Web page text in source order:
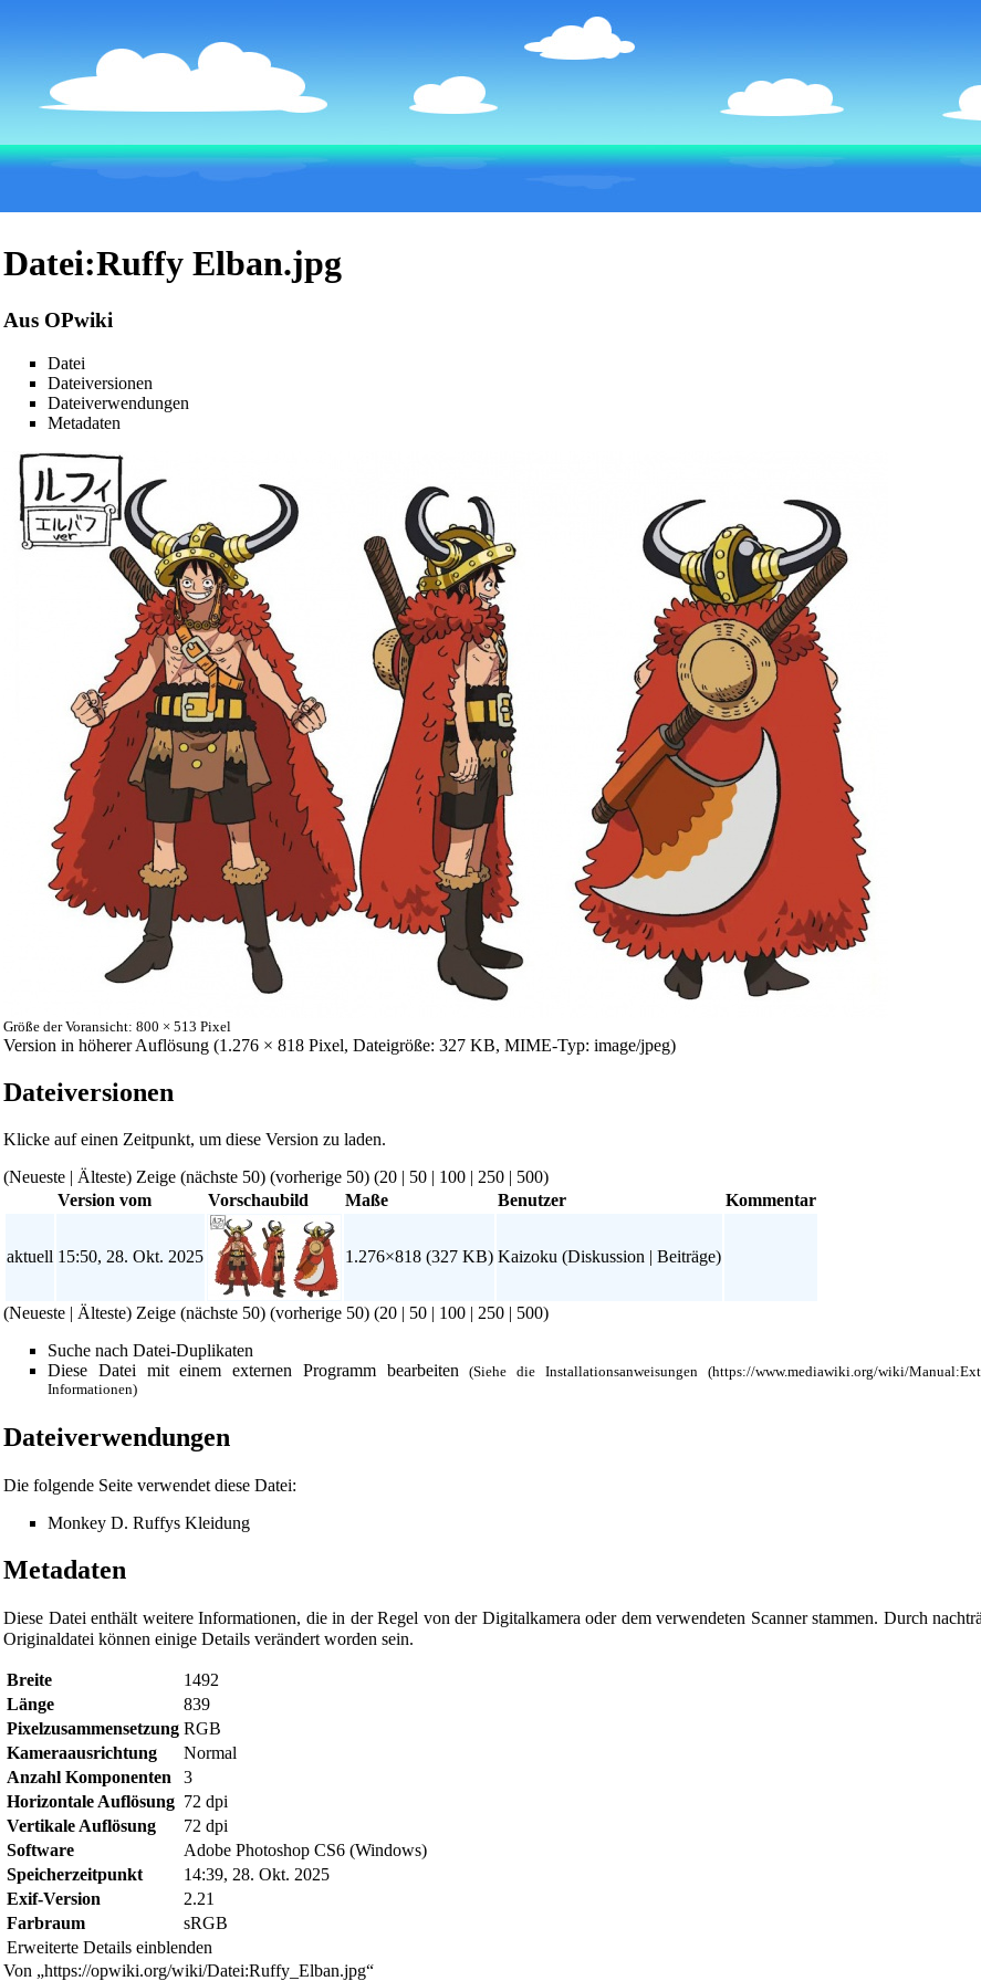
Datei:Ruffy Elban.jpg
Aus OPwiki
Datei
Dateiversionen
Dateiverwendungen
Metadaten
Größe der Voransicht: 800 × 513 Pixel
Version in höherer Auflösung ‎ (1.276 × 818 Pixel, Dateigröße: 327 KB, MIME-Typ: image/jpeg)
Dateiversionen
Klicke auf einen Zeitpunkt, um diese Version zu laden.
(Neueste | Älteste) Zeige (nächste 50) (vorherige 50) (20 | 50 | 100 | 250 | 500)
Version vom
Vorschaubild Maße Benutzer Kommentar
aktuell 15:50, 28. Okt. 2025 1.276×818 (327 KB) Kaizoku (Diskussion | Beiträge)
(Neueste | Älteste) Zeige (nächste 50) (vorherige 50) (20 | 50 | 100 | 250 | 500)
Suche nach Datei-Duplikaten
Diese Datei mit einem externen Programm bearbeiten
(Siehe die Installationsanweisungen
Informationen)
Dateiverwendungen
Die folgende Seite verwendet diese Datei:
Monkey D. Ruffys Kleidung
Metadaten
Diese Datei enthält weitere Informationen, die in der Regel von der Digitalkamera oder dem verwendeten Scanner stammen. Durch
Originaldatei können einige Details verändert worden sein.
Breite
1492
Länge
839
Pixelzusammensetzung RGB
Kameraausrichtung
Normal
Anzahl Komponenten
3
Horizontale Auflösung 72 dpi
Vertikale Auflösung
72 dpi
Software
Adobe Photoshop CS6 (Windows)
Speicherzeitpunkt
14:39, 28. Okt. 2025
Exif-Version
2.21
Farbraum
sRGB
Erweiterte Details einblenden
Von „https://opwiki.org/wiki/Datei:Ruffy_Elban.jpg“
Diese Seite wurde zuletzt am 28. Oktober 2025 um 15:50 Uhr geändert.
Computer-Base.
Datenschutz-Optionen